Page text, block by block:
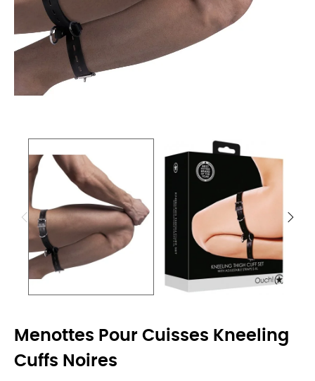
Menottes Pour Cuisses Kneeling
Cuffs Noires